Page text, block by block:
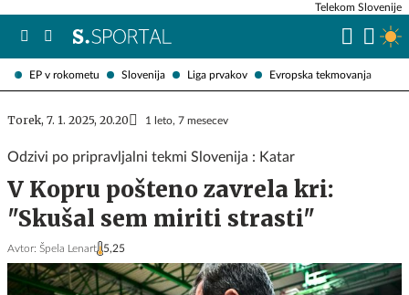
EP v rokometu Slovenija Liga prvakov Evropska tekmovanja
Telekom Slovenije
Torek, 7. 1. 2025, 20.20 1 leto, 7 mesecev
Odzivi po pripravljalni tekmi Slovenija : Katar
V Kopru pošteno zavrela kri:
"Skušal sem miriti strasti"
Avtor: Špela Lenart 5,25